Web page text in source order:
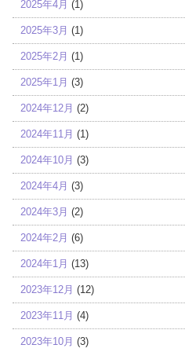
2025年4月 (1)
2025年3月 (1)
2025年2月 (1)
2025年1月 (3)
2024年12月 (2)
2024年11月 (1)
2024年10月 (3)
2024年4月 (3)
2024年3月 (2)
2024年2月 (6)
2024年1月 (13)
2023年12月 (12)
2023年11月 (4)
2023年10月 (3)